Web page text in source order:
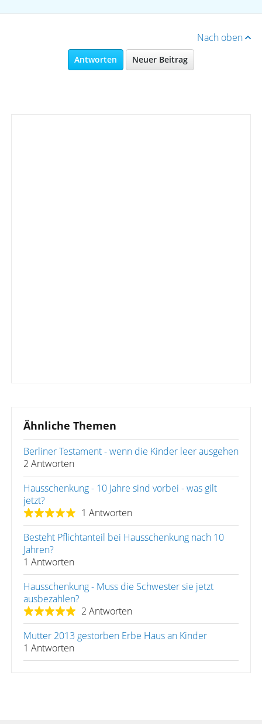
Nach oben
Antworten Neuer Beitrag
Ähnliche Themen
Berliner Testament - wenn die Kinder leer ausgehen
2 Antworten
Hausschenkung - 10 Jahre sind vorbei - was gilt
jetzt?
1 Antworten
Besteht Pflichtanteil bei Hausschenkung nach 10
Jahren?
1 Antworten
Hausschenkung - Muss die Schwester sie jetzt
ausbezahlen?
2 Antworten
Mutter 2013 gestorben Erbe Haus an Kinder
1 Antworten